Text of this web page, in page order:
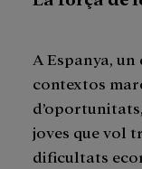
A Espanya,
contextos
joves que vol
dificultats